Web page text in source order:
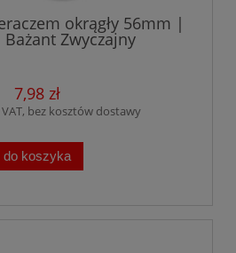
okrągły 56mm |
Zwyczajny
7,98 zł
bez kosztów dostawy
do koszyka